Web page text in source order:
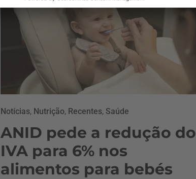
Notícias, Nutrição, Recentes, Saúde
ANID pede a redução do
IVA para 6% nos
alimentos para bebés